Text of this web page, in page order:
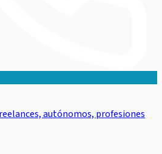
autónomos, profesiones